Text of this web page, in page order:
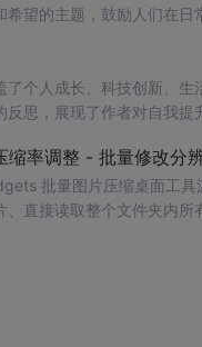
望的主题，鼓励人们在
了个人成长、科技创新、
思，展现了作者对自我提
率调整 - 批量修改分
批量图片压缩桌面工
、直接读取整个文件夹内
学习 QImage 图像绘图
压缩、本地文件 IO、进
环界面防卡顿、文件大小